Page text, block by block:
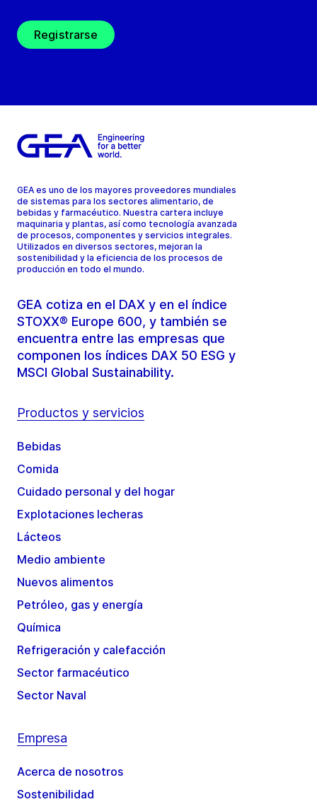
Registrarse
GEA es uno de los mayores proveedores mundiales
de sistemas para los sectores alimentario, de
bebidas y farmacéutico. Nuestra cartera incluye
maquinaria y plantas, así como tecnología avanzada
de procesos, componentes y servicios integrales.
Utilizados en diversos sectores, mejoran la
sostenibilidad y la eficiencia de los procesos de
producción en todo el mundo.
GEA cotiza en el DAX y en el índice
STOXX® Europe 600, y también se
encuentra entre las empresas que
componen los índices DAX 50 ESG y
MSCI Global Sustainability.
Productos y servicios
Bebidas
Comida
Cuidado personal y del hogar
Explotaciones lecheras
Lácteos
Medio ambiente
Nuevos alimentos
Petróleo, gas y energía
Química
Refrigeración y calefacción
Sector farmacéutico
Sector Naval
Empresa
Acerca de nosotros
Sostenibilidad